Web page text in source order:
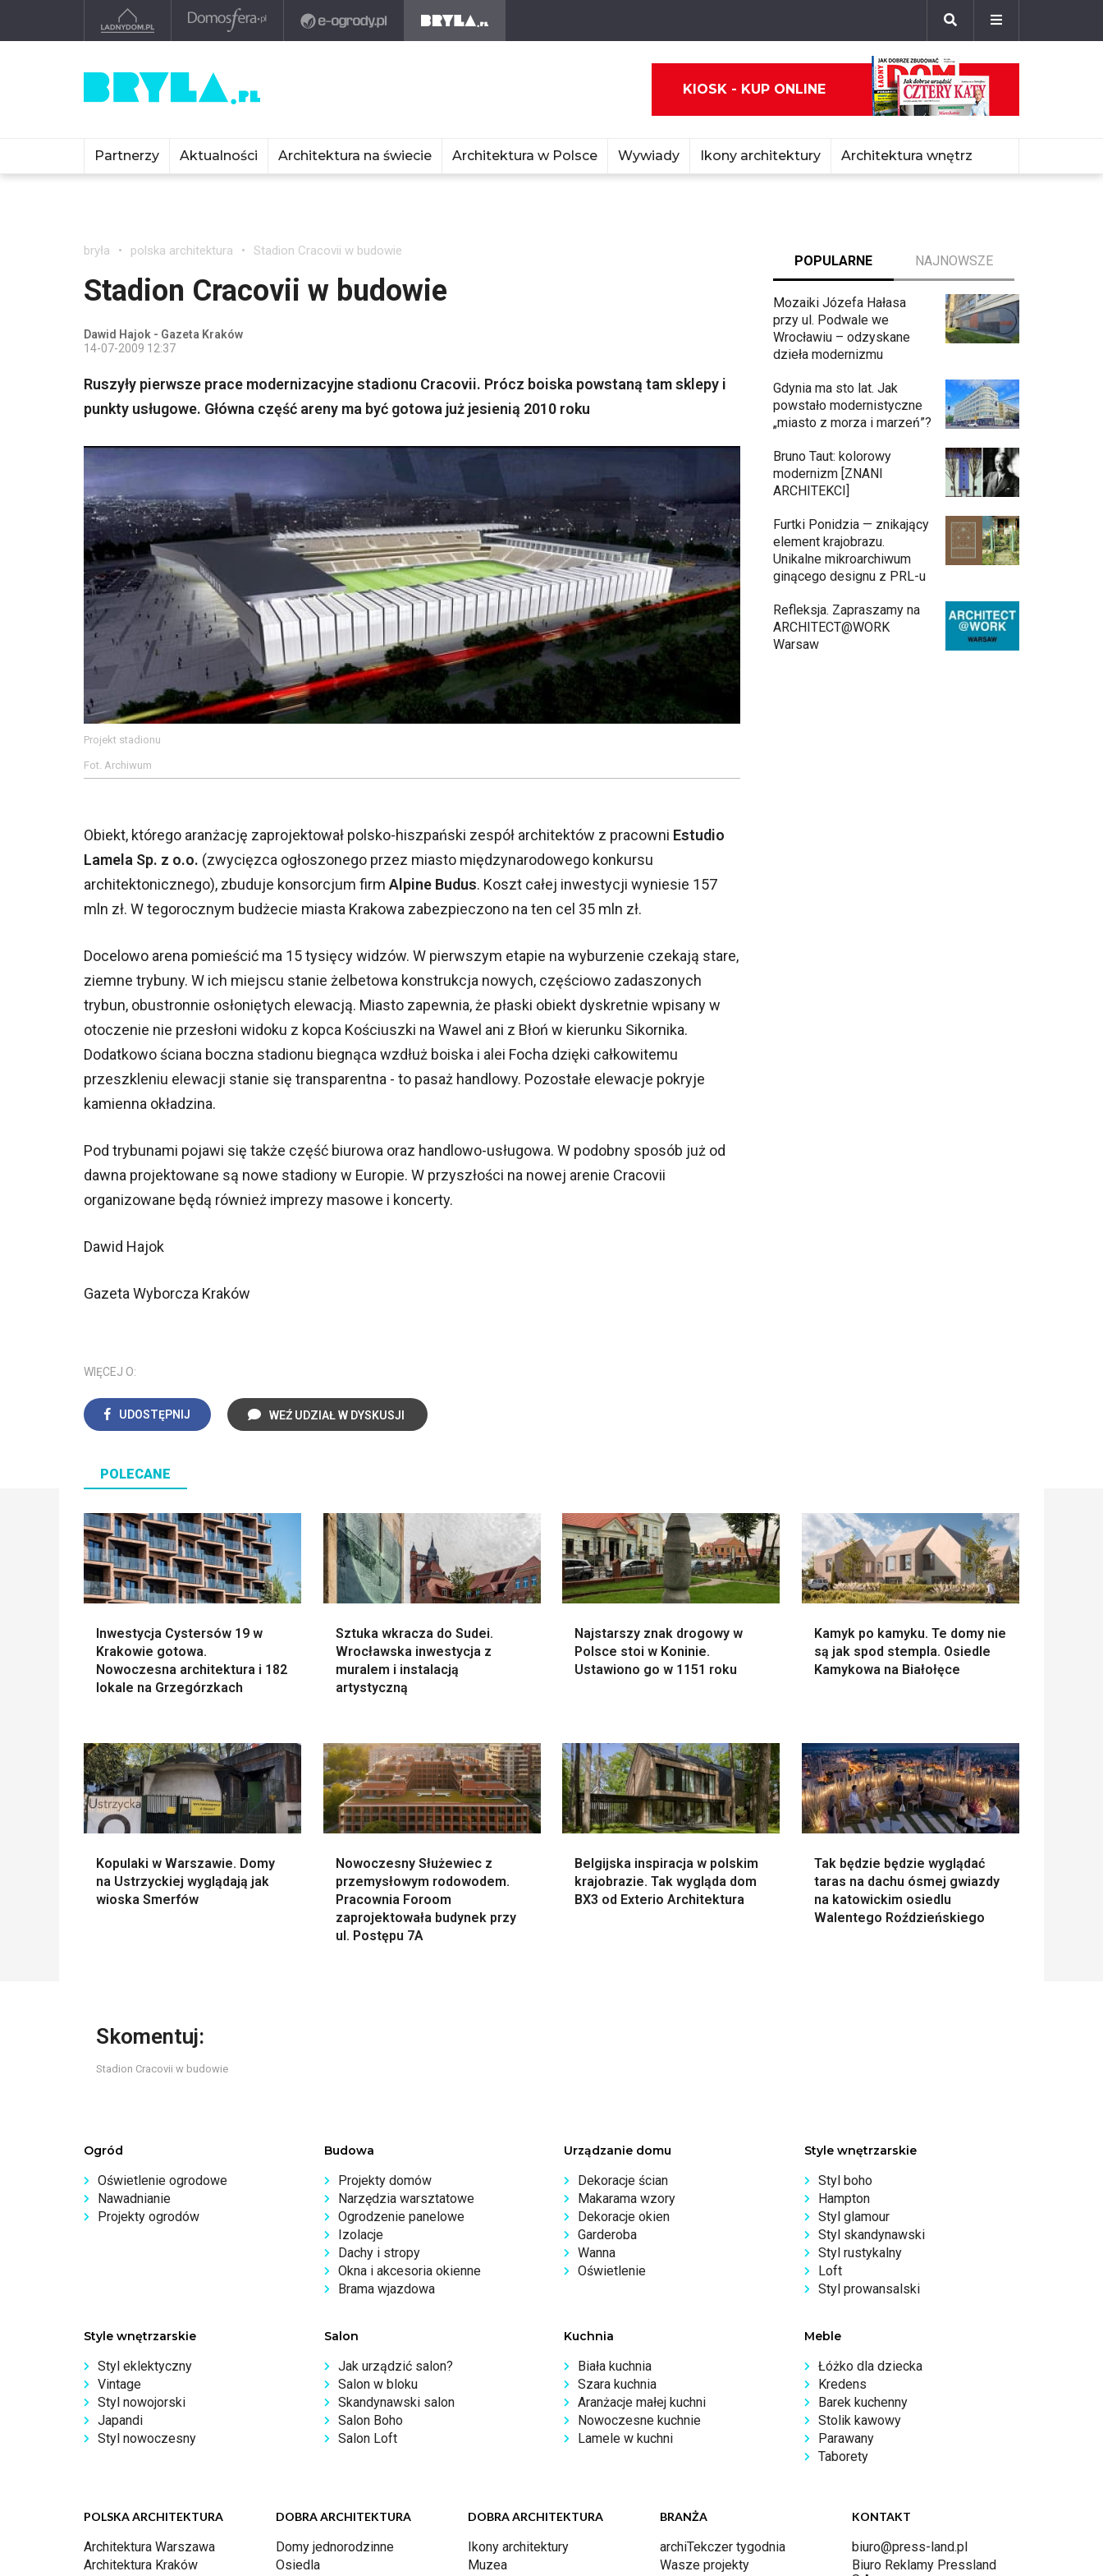
KIOSK - KUP ONLINE
Partnerzy Aktualności Architektura na świecie Architektura w Polsce Wywiady Ikony architektury Architektura wnętrz
bryła polska architektura Stadion Cracovii w budowie
Stadion Cracovii w budowie
Dawid Hajok - Gazeta Kraków
14-07-2009 12:37
Ruszyły pierwsze prace modernizacyjne stadionu Cracovii. Prócz boiska powstaną tam sklepy i
punkty usługowe. Główna część areny ma być gotowa już jesienią 2010 roku
Projekt stadionu
Fot. Archiwum
Obiekt, którego aranżację zaprojektował polsko-hiszpański zespół architektów z pracowni Estudio
Lamela Sp. z o.o. (zwycięzca ogłoszonego przez miasto międzynarodowego konkursu
architektonicznego), zbuduje konsorcjum firm Alpine Budus. Koszt całej inwestycji wyniesie 157
mln zł. W tegorocznym budżecie miasta Krakowa zabezpieczono na ten cel 35 mln zł.
Docelowo arena pomieścić ma 15 tysięcy widzów. W pierwszym etapie na wyburzenie czekają stare,
ziemne trybuny. W ich miejscu stanie żelbetowa konstrukcja nowych, częściowo zadaszonych
trybun, obustronnie osłoniętych elewacją. Miasto zapewnia, że płaski obiekt dyskretnie wpisany w
otoczenie nie przesłoni widoku z kopca Kościuszki na Wawel ani z Błoń w kierunku Sikornika.
Dodatkowo ściana boczna stadionu biegnąca wzdłuż boiska i alei Focha dzięki całkowitemu
przeszkleniu elewacji stanie się transparentna - to pasaż handlowy. Pozostałe elewacje pokryje
kamienna okładzina.
Pod trybunami pojawi się także część biurowa oraz handlowo-usługowa. W podobny sposób już od
dawna projektowane są nowe stadiony w Europie. W przyszłości na nowej arenie Cracovii
organizowane będą również imprezy masowe i koncerty.
Dawid Hajok
Gazeta Wyborcza Kraków
WIĘCEJ O:
UDOSTĘPNIJ WEŹ UDZIAŁ W DYSKUSJI
POPULARNE NAJNOWSZE
Mozaiki Józefa Hałasa
przy ul. Podwale we
Wrocławiu – odzyskane
dzieła modernizmu
Gdynia ma sto lat. Jak
powstało modernistyczne
„miasto z morza i marzeń”?
Bruno Taut: kolorowy
modernizm [ZNANI
ARCHITEKCI]
Furtki Ponidzia — znikający
element krajobrazu.
Unikalne mikroarchiwum
ginącego designu z PRL-u
Refleksja. Zapraszamy na
ARCHITECT@WORK
Warsaw
POLECANE
Inwestycja Cystersów 19 w
Krakowie gotowa.
Nowoczesna architektura i 182
lokale na Grzegórzkach
Sztuka wkracza do Sudei.
Wrocławska inwestycja z
muralem i instalacją
artystyczną
Najstarszy znak drogowy w
Polsce stoi w Koninie.
Ustawiono go w 1151 roku
Kamyk po kamyku. Te domy nie
są jak spod stempla. Osiedle
Kamykowa na Białołęce
Kopulaki w Warszawie. Domy
na Ustrzyckiej wyglądają jak
wioska Smerfów
Nowoczesny Służewiec z
przemysłowym rodowodem.
Pracownia Foroom
zaprojektowała budynek przy
ul. Postępu 7A
Belgijska inspiracja w polskim
krajobrazie. Tak wygląda dom
BX3 od Exterio Architektura
Tak będzie będzie wyglądać
taras na dachu ósmej gwiazdy
na katowickim osiedlu
Walentego Roździeńskiego
Skomentuj:
Stadion Cracovii w budowie
Ogród
Oświetlenie ogrodowe
Nawadnianie
Projekty ogrodów
Budowa
Projekty domów
Narzędzia warsztatowe
Ogrodzenie panelowe
Izolacje
Dachy i stropy
Okna i akcesoria okienne
Brama wjazdowa
Urządzanie domu
Dekoracje ścian
Makarama wzory
Dekoracje okien
Garderoba
Wanna
Oświetlenie
Style wnętrzarskie
Styl boho
Hampton
Styl glamour
Styl skandynawski
Styl rustykalny
Loft
Styl prowansalski
Style wnętrzarskie
Styl eklektyczny
Vintage
Styl nowojorski
Japandi
Styl nowoczesny
Salon
Jak urządzić salon?
Salon w bloku
Skandynawski salon
Salon Boho
Salon Loft
Kuchnia
Biała kuchnia
Szara kuchnia
Aranżacje małej kuchni
Nowoczesne kuchnie
Lamele w kuchni
Meble
Łóżko dla dziecka
Kredens
Barek kuchenny
Stolik kawowy
Parawany
Taborety
POLSKA ARCHITEKTURA
Architektura Warszawa
Architektura Kraków
DOBRA ARCHITEKTURA
Domy jednorodzinne
Osiedla
DOBRA ARCHITEKTURA
Ikony architektury
Muzea
BRANŻA
archiTekczer tygodnia
Wasze projekty
KONTAKT
biuro@press-land.pl
Biuro Reklamy Pressland